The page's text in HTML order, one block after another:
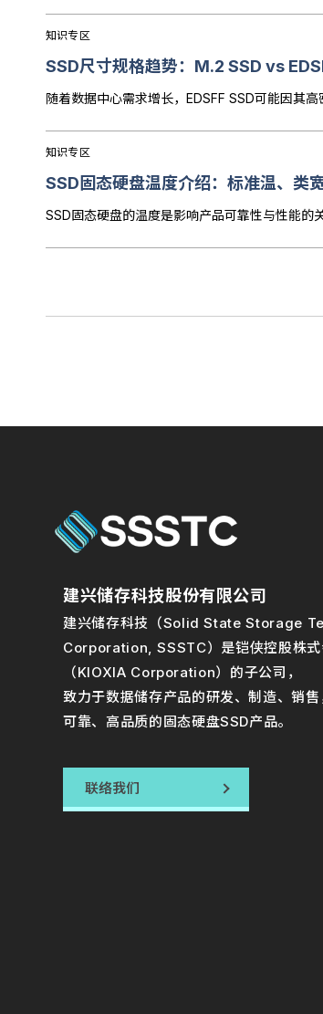
知识专区
SSD尺寸规格趋势：M.2 SSD vs
随着数据中心需求增长，EDSFF SSD可能因其
知识专区
SSD固态硬盘温度介绍：标准温、类
建兴储存科技股份有限公司
建兴储存科技（Solid State Storage
Corporation, SSSTC）是铠侠控股株式
（KIOXIA Corporation）的子公司，
致力于数据储存产品的研发、制造、销售
可靠、高品质的固态硬盘SSD产品。
联络我们